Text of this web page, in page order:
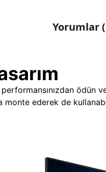
Yorumlar
ödün
monte ederek de